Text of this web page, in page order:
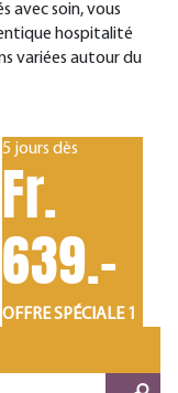
avec soin, vous
hospitalité
variées autour du
5 jours dès
Fr.
639.-
OFFRE SPÉCIALE 1